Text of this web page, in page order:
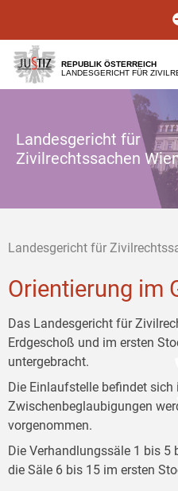
[1]
[2]
[3]
REPUBLIK ÖSTERREICH
LANDESGERICHT FÜR
Landesgericht für
Zivilrechtssachen
Landesgericht für
Orientierung im
Das Landesgericht für
Erdgeschoß und im ersten
untergebracht.
Die Einlaufstelle befindet sich
Zwischenbeglaubigungen
vorgenommen.
Die Verhandlungssäle 1 bis 5
die Säle 6 bis 15 im ersten